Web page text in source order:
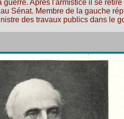
guerre. Après l'armistice il se
Sénat. Membre de la gauche
des travaux publics dans le